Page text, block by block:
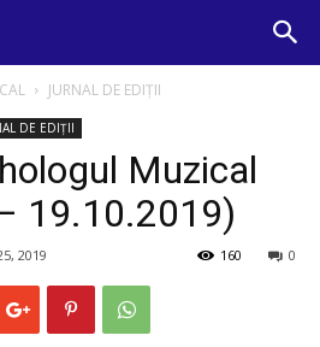
JURNAL DE EDIȚII
DE EDIȚII
Muzical
19.10.2019)
2019 0
160